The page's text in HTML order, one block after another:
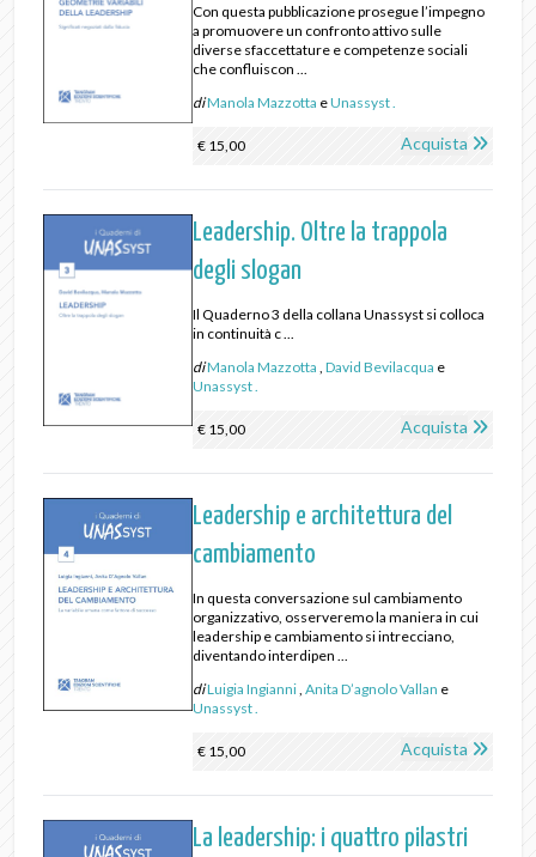
Con questa pubblicazione prosegue l’impegno
a promuovere un confronto attivo sulle
diverse sfaccettature e competenze sociali
che confluiscon ...
diManola Mazzotta eUnassyst .
€ 15,00 Acquista
Leadership. Oltre la trappola
degli slogan
Il Quaderno 3 della collana Unassyst si colloca
in continuità c ...
diManola Mazzotta ,David Bevilacqua e
Unassyst .
€ 15,00 Acquista
Leadership e architettura del
cambiamento
In questa conversazione sul cambiamento
organizzativo, osserveremo la maniera in cui
leadership e cambiamento si intrecciano,
diventando interdipen ...
diLuigia Ingianni ,Anita D’agnolo Vallan e
Unassyst .
€ 15,00 Acquista
La leadership: i quattro pilastri